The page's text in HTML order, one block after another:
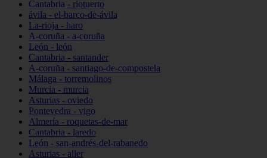
Cantabria - riotuerto
ávila - el-barco-de-ávila
La-rioja - haro
A-coruña - a-coruña
León - león
Cantabria - santander
A-coruña - santiago-de-compostela
Málaga - torremolinos
Murcia - murcia
Asturias - oviedo
Pontevedra - vigo
Almería - roquetas-de-mar
Cantabria - laredo
León - san-andrés-del-rabanedo
Asturias - aller